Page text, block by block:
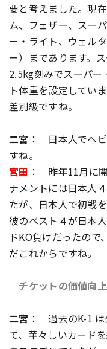
要と考えました。現
ム、フェザー、スー
ー・ライト、ウェル
ー）まであります。
2.5kg刻みでスーパー
ト体重を設定してい
差別級ですね。
二宮 ： 日本人でヘ
すね。
宮田 ： 昨年11月に
ナメントには日本人
たが、日本人で初戦
彼のベスト４が日本
ドKO負けだったので
だこれからですね。
チケットの価値向
二宮 ： 過去のK-1 は
て、華々しいカード